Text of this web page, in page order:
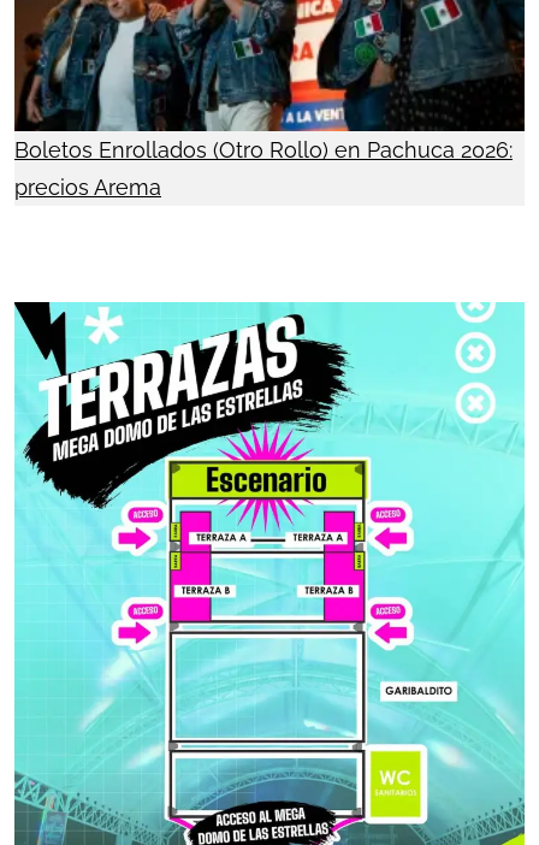
Boletos Enrollados (Otro Rollo) en Pachuca 2026:
precios Arema